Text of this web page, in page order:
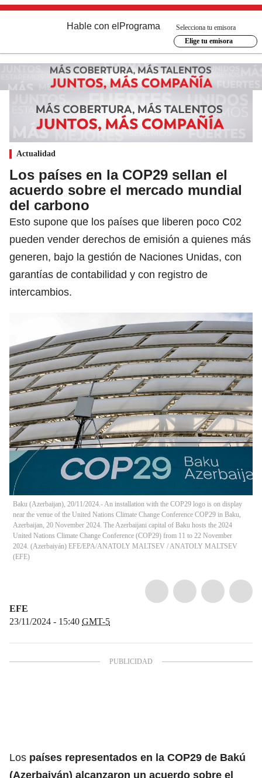
Hable con el Programa
Selecciona tu emisora
Elige tu emisora
Actualidad
Los países en la COP29 sellan el
acuerdo sobre el mercado mundial
del carbono
Esto supone que los países que liberen poco C02
pueden vender derechos de emisión a quienes más
generen, bajo la gestión de Naciones Unidas, con
garantías de contabilidad y con registro de
intercambios.
Baku (Azerbaijan), 20/11/2024.- An installation with the COP29 logo is on display
near the venue of the United Nations Climate Change Conference COP29 in Baku,
Azerbaijan, 20 November 2024. The Azerbaijani capital of Baku hosts the 2024
United Nations Climate Change Conference (COP29) from 11 to 22 November
2024. (Azerbaiyán) EFE/EPA/ANATOLY MALTSEV /ANATOLY MALTSEV
(EFE)
EFE
23/11/2024 - 15:40 GMT-5
Los países representados en la COP29 de Bakú
(Azerbaiyán) alcanzaron un acuerdo sobre el